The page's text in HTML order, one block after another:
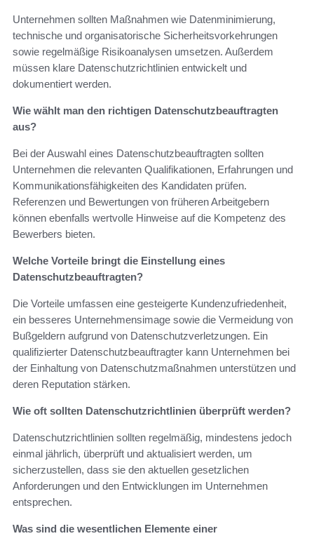
Unternehmen sollten Maßnahmen wie Datenminimierung,
technische und organisatorische Sicherheitsvorkehrungen
sowie regelmäßige Risikoanalysen umsetzen. Außerdem
müssen klare Datenschutzrichtlinien entwickelt und
dokumentiert werden.
Wie wählt man den richtigen Datenschutzbeauftragten
aus?
Bei der Auswahl eines Datenschutzbeauftragten sollten
Unternehmen die relevanten Qualifikationen, Erfahrungen und
Kommunikationsfähigkeiten des Kandidaten prüfen.
Referenzen und Bewertungen von früheren Arbeitgebern
können ebenfalls wertvolle Hinweise auf die Kompetenz des
Bewerbers bieten.
Welche Vorteile bringt die Einstellung eines
Datenschutzbeauftragten?
Die Vorteile umfassen eine gesteigerte Kundenzufriedenheit,
ein besseres Unternehmensimage sowie die Vermeidung von
Bußgeldern aufgrund von Datenschutzverletzungen. Ein
qualifizierter Datenschutzbeauftragter kann Unternehmen bei
der Einhaltung von Datenschutzmaßnahmen unterstützen und
deren Reputation stärken.
Wie oft sollten Datenschutzrichtlinien überprüft werden?
Datenschutzrichtlinien sollten regelmäßig, mindestens jedoch
einmal jährlich, überprüft und aktualisiert werden, um
sicherzustellen, dass sie den aktuellen gesetzlichen
Anforderungen und den Entwicklungen im Unternehmen
entsprechen.
Was sind die wesentlichen Elemente einer